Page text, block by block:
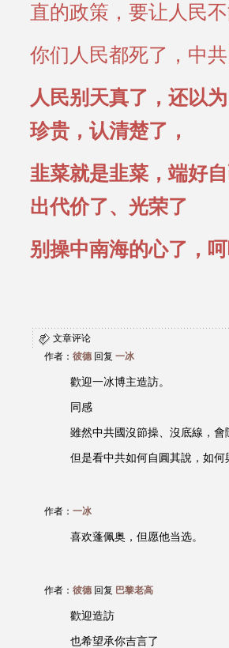
直的政策，要让人民
你们人民都死了，中
人民别天真了，还以
珍贵，认清楚了，
韭菜就是韭菜，端好
出代价了、光荣了
别操中南海的心了，呵
文章评论
作者： 彼德回复 一冰
歡迎一冰博主造訪。
同感
雖然中共國沒節操、沒底線，會
但是看中共如何自圓其說，如
作者： 一冰
喜欢蓬佩奥，但愿他当选。
作者： 彼德回复 巴黎老高
歡迎造訪
也希望承你吉言了